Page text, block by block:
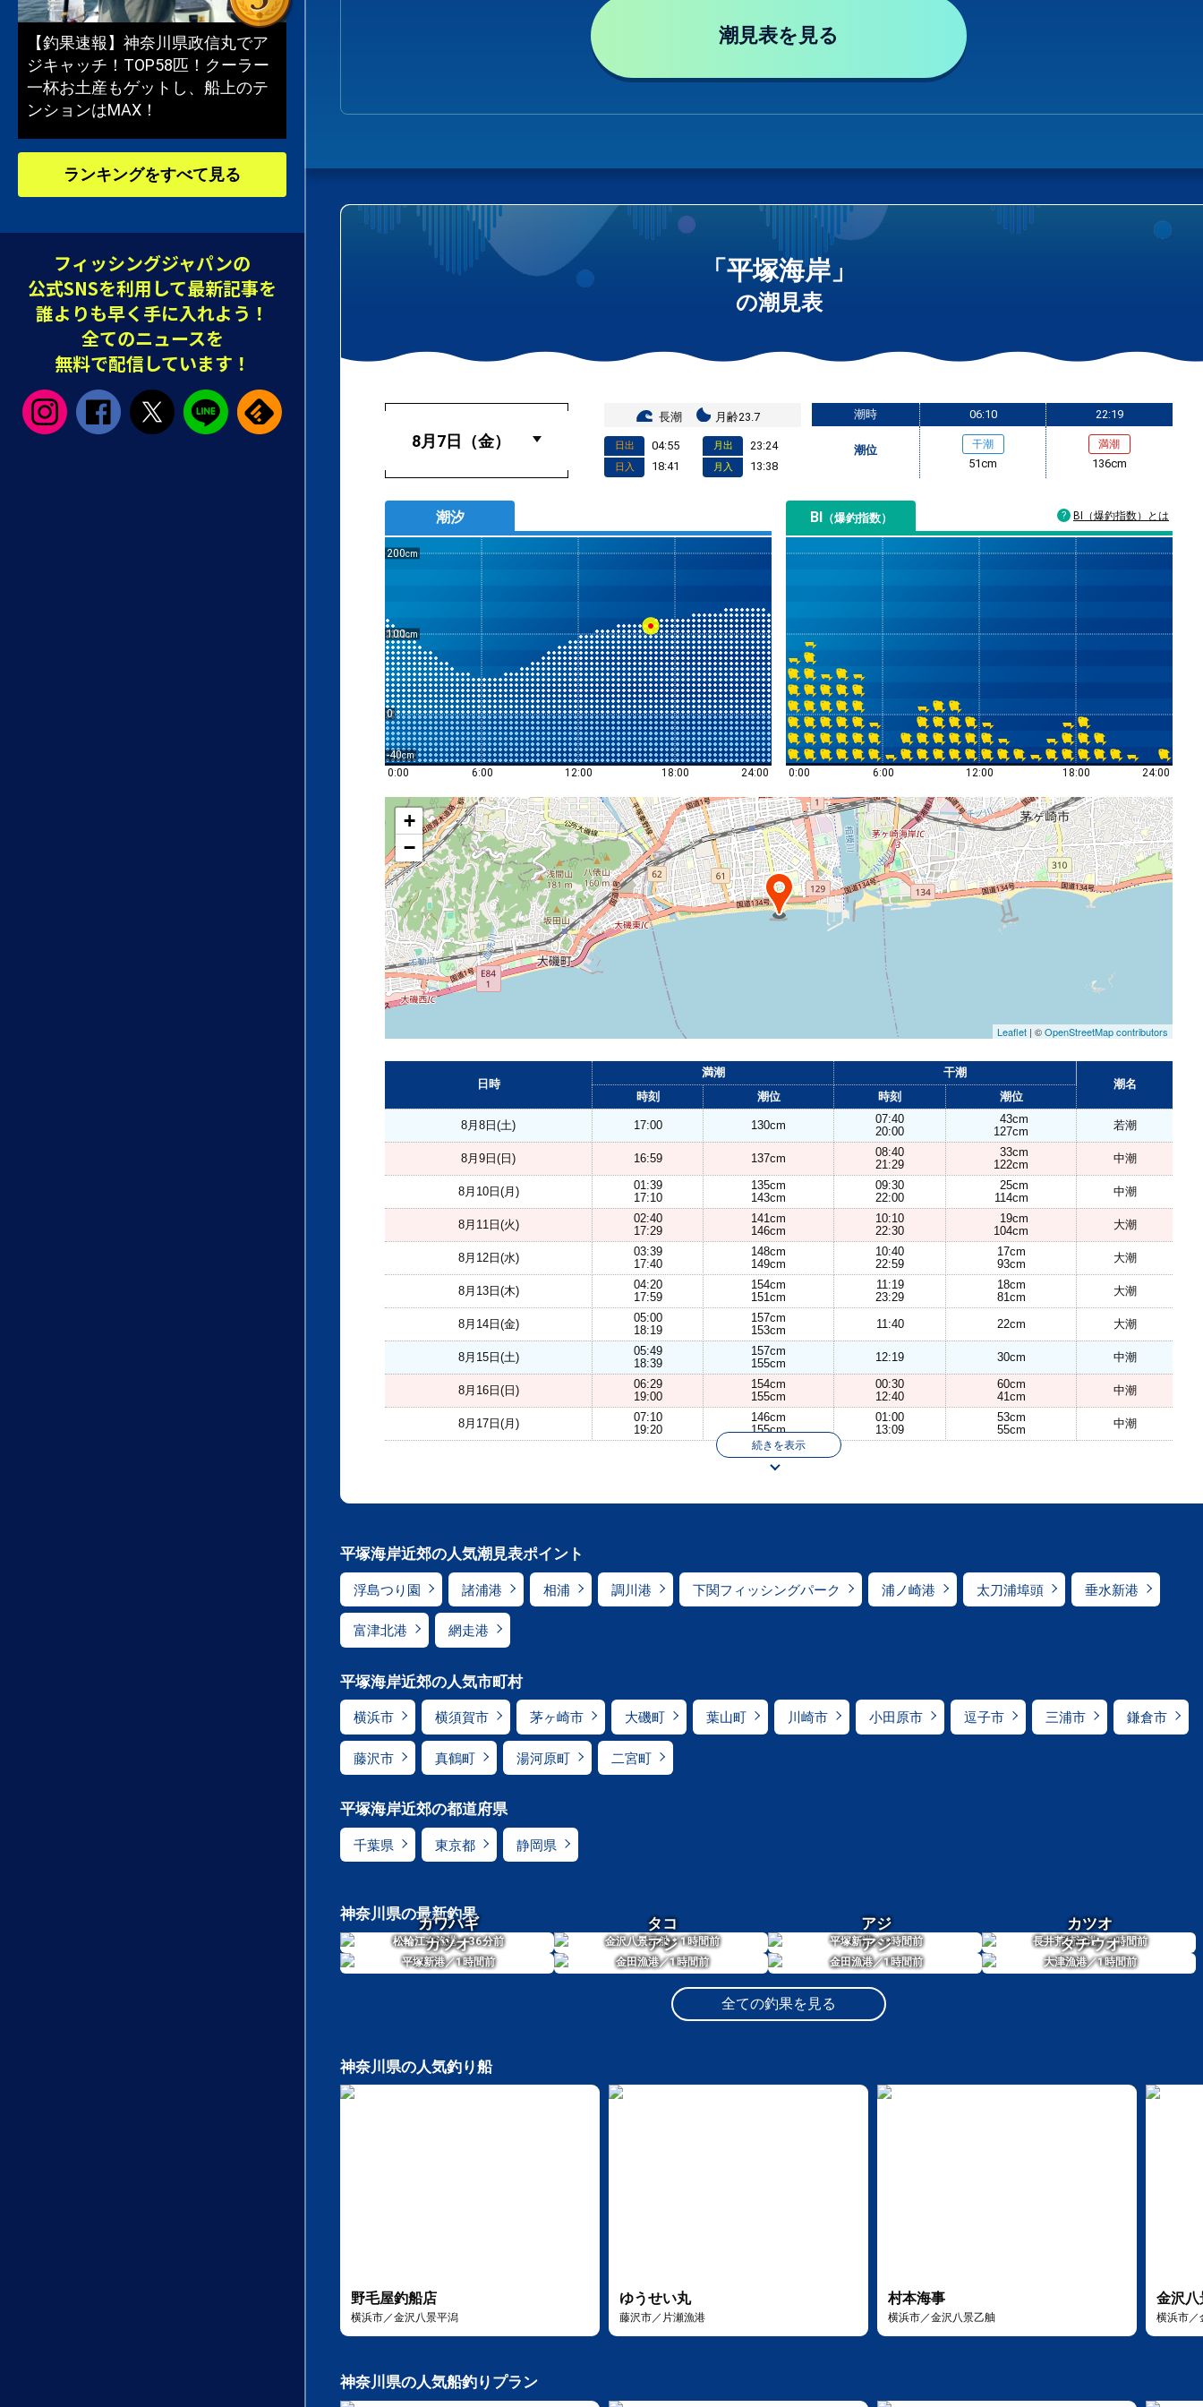
潮見表を見る
「平塚海岸」
の潮見表
長潮 月齢23.7
日出 04:55
日入 18:41
月出 23:24
月入 13:38
潮時
潮位
06:10
干潮
51cm
22:19
満潮
136cm
潮汐
200
100
0
-40
0:00
6:00 12:00 18:00 24:00
BI （爆釣指数）
0:00 6:00 12:00 18:00 24:00
BI（爆釣指数）とは
+
−
Leaflet | ©OpenStreetMap contributors
日時
満潮
干潮
潮名
時刻
潮位 時刻 潮位
8月8日(土) 17:00 130cm
07:40
20:00
43cm
127cm
若潮
8月9日(日) 16:59 137cm
08:40
21:29
33cm
122cm
中潮
8月10日(月)
01:39
17:10
135cm
143cm
09:30
22:00
25cm
114cm
中潮
8月11日(火)
02:40
17:29
141cm
146cm
10:10
22:30
19cm
104cm
大潮
8月12日(水)
03:39
17:40
148cm
149cm
10:40
22:59
17cm
93cm
大潮
8月13日(木)
04:20
17:59
154cm
151cm
11:19
23:29
18cm
81cm
大潮
8月14日(金)
05:00
18:19
157cm
153cm
11:40 22cm 大潮
8月15日(土)
05:49
18:39
157cm
155cm
12:19 30cm 中潮
8月16日(日)
06:29
19:00
154cm
155cm
00:30
12:40
60cm
41cm
中潮
8月17日(月)
07:10
19:20
146cm
155cm
01:00
13:09
53cm
55cm
中潮
続きを表示
平塚海岸近郊の人気潮見表ポイント
浮島つり園 諸浦港 相浦 調川港 下関フィッシングパーク 浦ノ崎港 太刀浦埠頭 垂水新港
富津北港 網走港
平塚海岸近郊の人気市町村
横浜市 横須賀市 茅ヶ崎市 大磯町 葉山町 川崎市 小田原市 逗子市 三浦市 鎌倉市
藤沢市 真鶴町 湯河原町 二宮町
平塚海岸近郊の都道府県
千葉県 東京都 静岡県
神奈川県の最新釣果
カワハギ
松輪江奈漁港／36分前
タコ
金沢八景乙舳／1時間前
アジ
平塚新港／1時間前
カツオ
長井荒崎漁港／1時間前
カツオ
平塚新港／1時間前
アジ
金田漁港／1時間前
アジ
金田漁港／1時間前
タチウオ
大津漁港／1時間前
全ての釣果を見る
神奈川県の人気釣り船
野毛屋釣船店
横浜市／金沢八景平潟
ゆうせい丸
藤沢市／片瀬漁港
村本海事
横浜市／金沢八景乙舳
金沢八
横浜市／
神奈川県の人気船釣りプラン
【釣果速報】神奈川県政信丸でア
ジキャッチ！TOP58匹！クーラー
一杯お土産もゲットし、船上のテ
ンションはMAX！
ランキングをすべて見る
フィッシングジャパンの
公式SNSを利用して最新記事を
誰よりも早く手に入れよう！
全てのニュースを
無料で配信しています！